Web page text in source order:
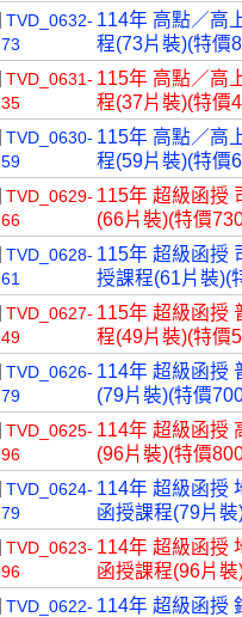
TVD_0632-
73
114年 高點／高
程(73片裝)(特價
TVD_0631-
35
115年 高點／高
程(37片裝)(特價
TVD_0630-
59
115年 高點／高
程(59片裝)(特價
TVD_0629-
66
115年 超級函授
(66片裝)(特價
TVD_0628-
61
115年 超級函授
授課程(61片裝)(
TVD_0627-
49
115年 超級函授
程(49片裝)(特價
TVD_0626-
79
114年 超級函授
(79片裝)(特價
TVD_0625-
96
114年 超級函授
(96片裝)(特價
TVD_0624-
79
114年 超級函授
函授課程(79片
TVD_0623-
96
114年 超級函授
函授課程(96片
TVD_0622- 114年 超級函授